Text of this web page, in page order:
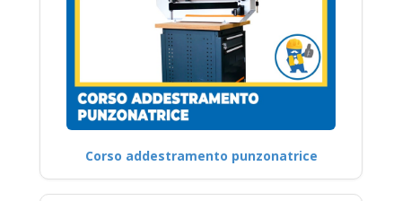
Corso addestramento punzonatrice